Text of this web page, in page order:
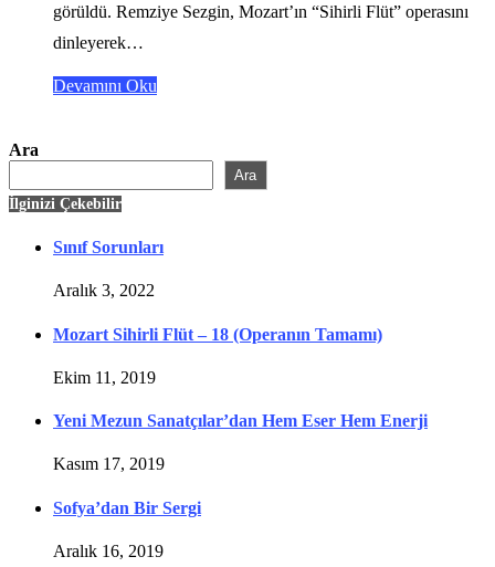
görüldü. Remziye Sezgin, Mozart’ın “Sihirli Flüt” operasını
dinleyerek…
Devamını Oku
Ara
Ara
İlginizi Çekebilir
Sınıf Sorunları
Aralık 3, 2022
Mozart Sihirli Flüt – 18 (Operanın Tamamı)
Ekim 11, 2019
Yeni Mezun Sanatçılar’dan Hem Eser Hem Enerji
Kasım 17, 2019
Sofya’dan Bir Sergi
Aralık 16, 2019